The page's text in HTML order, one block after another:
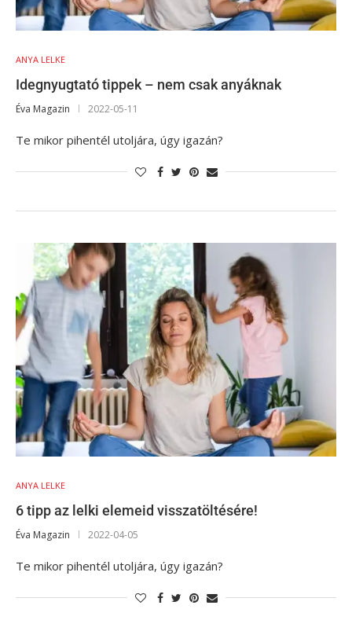
ANYA LELKE
Idegnyugtató tippek – nem csak anyáknak
Éva Magazin 2022-05-11
Te mikor pihentél utoljára, úgy igazán?
ANYA LELKE
6 tipp az lelki elemeid visszatöltésére!
Éva Magazin 2022-04-05
Te mikor pihentél utoljára, úgy igazán?